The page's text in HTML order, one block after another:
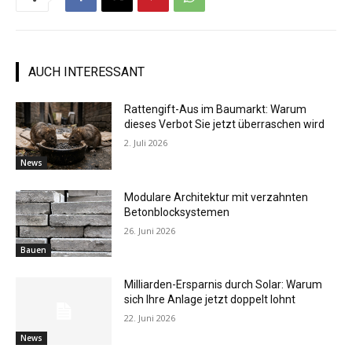
AUCH INTERESSANT
News
Rattengift-Aus im Baumarkt: Warum
dieses Verbot Sie jetzt überraschen wird
2. Juli 2026
Bauen
Modulare Architektur mit verzahnten
Betonblocksystemen
26. Juni 2026
News
Milliarden-Ersparnis durch Solar: Warum
sich Ihre Anlage jetzt doppelt lohnt
22. Juni 2026